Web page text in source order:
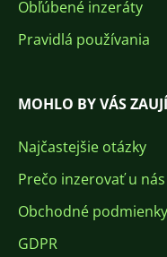
Obľúbené inzeráty
Pravidlá používania
MOHLO BY VÁS
Najčastejšie otázky
Prečo inzerovať u nás
Obchodné podmienky
GDPR